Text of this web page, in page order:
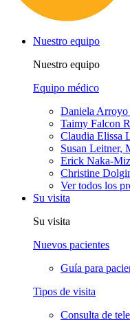
Nuestro equipo
Nuestro equipo
Equipo médico
Daniela
Taimy Falcon
Claudia Elissa
Susan Leitner,
Erick Naka-
Christine
Ver todos los
Su visita
Su visita
Nuevos pacientes
Guía para
Tipos de visita
Consulta de